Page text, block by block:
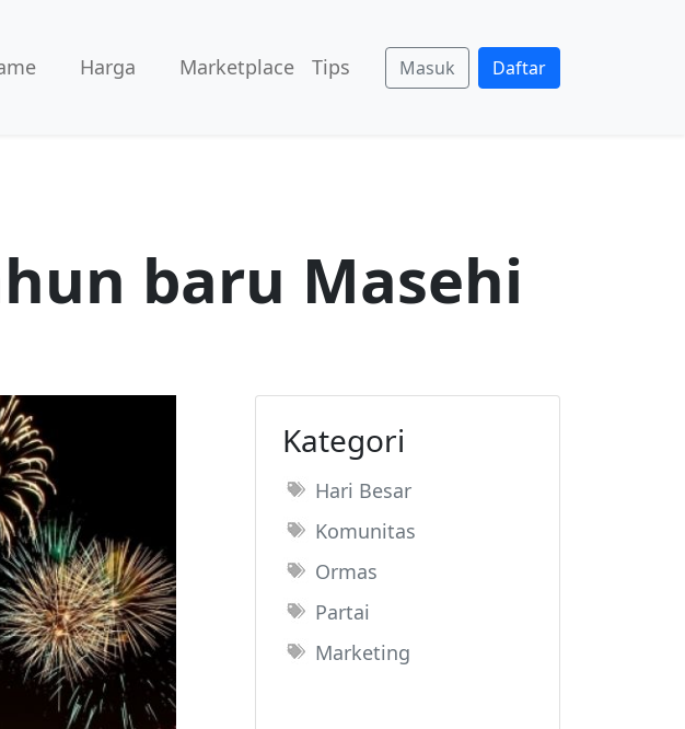
Harga Marketplace Tips Masuk Daftar
baru Masehi
Kategori
Hari Besar
Komunitas
Ormas
Partai
Marketing